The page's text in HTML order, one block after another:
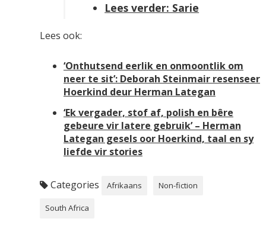
Lees verder: Sarie
Lees ook:
‘Onthutsend eerlik en onmoontlik om
neer te sit’: Deborah Steinmair resenseer
Hoerkind deur Herman Lategan
‘Ek vergader, stof af, polish en bêre
gebeure vir latere gebruik’ – Herman
Lategan gesels oor Hoerkind, taal en sy
liefde vir stories
Categories Afrikaans Non-fiction
South Africa